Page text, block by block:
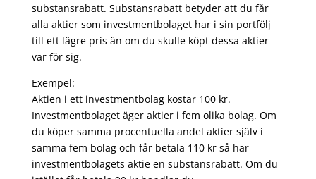
substansrabatt. Substansrabatt betyder att du får
alla aktier som investmentbolaget har i sin portfölj
till ett lägre pris än om du skulle köpt dessa aktier
var för sig.
Exempel:
Aktien i ett investmentbolag kostar 100 kr.
Investmentbolaget äger aktier i fem olika bolag. Om
du köper samma procentuella andel aktier själv i
samma fem bolag och får betala 110 kr så har
investmentbolagets aktie en substansrabatt. Om du